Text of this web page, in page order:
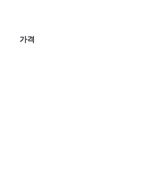
가격